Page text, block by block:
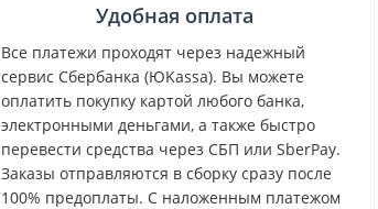
Удобная оплата
Все платежи проходят через надежный
сервис Сбербанка (ЮKassa). Вы можете
оплатить покупку картой любого банка,
электронными деньгами, а также быстро
перевести средства через СБП или SberPay.
Заказы отправляются в сборку сразу после
100% предоплаты. С наложенным платежом